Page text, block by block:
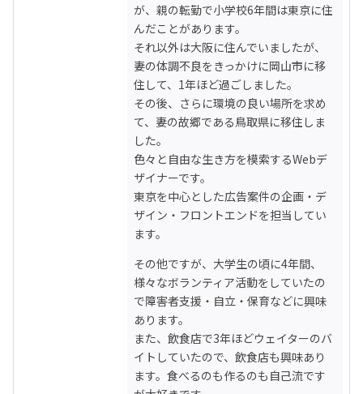
が、親の転勤で小学校6年間は東京に住
んだことがあります。
それ以外は大阪に住んでいましたが、
妻の体調不良をきっかけに岡山市に移
住して、1年ほど過ごしました。
その後、さらに環境の良い場所を求め
て、妻の故郷である鳥取県に移住しま
した。
色々と自由な生き方を模索するWebデ
ザイナーです。
東京を中心とした広告案件の企画・デ
ザイン・フロントエンドを担当してい
ます。
その他ですが、大学生の頃に4年間、
様々なボランティア活動をしていたの
で障害者支援・自立・保育などに興味
あります。
また、飲食店で3年ほどウェイターのバ
イトしていたので、飲食店も興味あり
ます。食べるのも作るのも自己流です